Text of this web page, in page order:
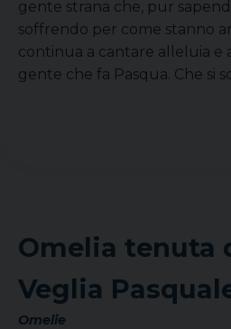
gente strana che, pur
soffrendo per come stanno
continua a cantare alleluia e
gente che fa Pasqua. Che si
Omelia tenuta
Veglia
Omelie